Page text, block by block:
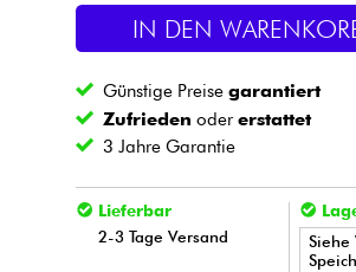
Blasinstrumente
Kabel & Zubehöre
IN DEN
Günstige Preisegarantiert
Zufrieden odererstattet
3 Jahre Garantie
Lieferbar
2-3 Tage Versand
Siehe